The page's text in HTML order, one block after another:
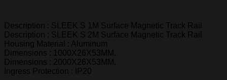
Description : SLEEK S 1M Surface Magnetic Track Rail
Description : SLEEK S 2M Surface Magnetic Track Rail
Housing Material : Aluminum
Dimensions : 1000X26X53MM.
Dimensions : 2000X26X53MM.
Ingress Protection : IP20